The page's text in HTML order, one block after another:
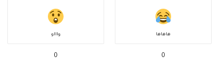
هاهاها
0
واااو
0